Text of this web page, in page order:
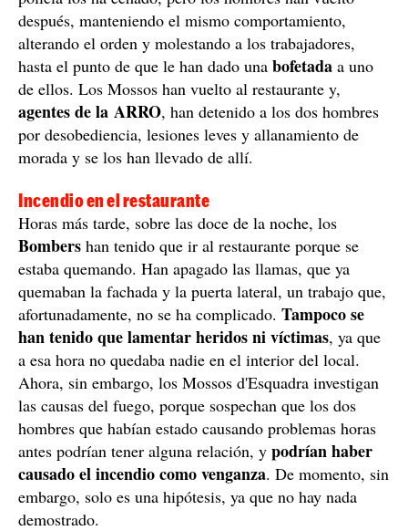
después, manteniendo el mismo comportamiento,
alterando el orden y molestando a los trabajadores,
hasta el punto de que le han dado una bofetada a uno
de ellos. Los Mossos han vuelto al restaurante y,
agentes de la ARRO, han detenido a los dos hombres
por desobediencia, lesiones leves y allanamiento de
morada y se los han llevado de allí.
Incendio en el restaurante
Horas más tarde, sobre las doce de la noche, los
Bombers han tenido que ir al restaurante porque se
estaba quemando. Han apagado las llamas, que ya
quemaban la fachada y la puerta lateral, un trabajo que,
afortunadamente, no se ha complicado. Tampoco se
han tenido que lamentar heridos ni víctimas, ya que
a esa hora no quedaba nadie en el interior del local.
Ahora, sin embargo, los Mossos d'Esquadra investigan
las causas del fuego, porque sospechan que los dos
hombres que habían estado causando problemas horas
antes podrían tener alguna relación, y podrían haber
causado el incendio como venganza. De momento, sin
embargo, solo es una hipótesis, ya que no hay nada
demostrado.